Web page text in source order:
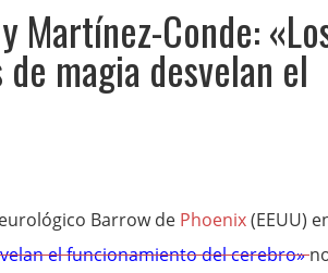
Martínez-Conde:
magia desvelan el
Barrow de Phoenix(EEUU)
el funcionamiento del cerebro»